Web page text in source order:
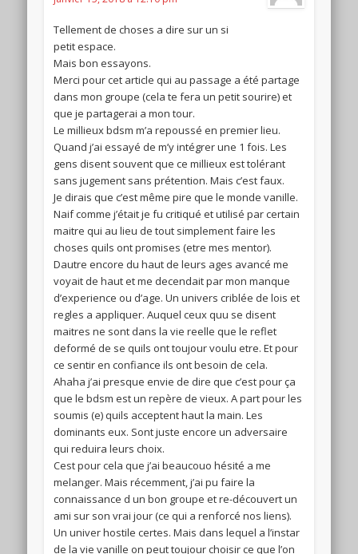
Tellement de choses a dire sur un si
petit espace.
Mais bon essayons.
Merci pour cet article qui au passage a été partage
dans mon groupe (cela te fera un petit sourire) et
que je partagerai a mon tour.
Le millieux bdsm m’a repoussé en premier lieu.
Quand j’ai essayé de m’y intégrer une 1 fois. Les
gens disent souvent que ce millieux est tolérant
sans jugement sans prétention. Mais c’est faux.
Je dirais que c’est même pire que le monde vanille.
Naif comme j’était je fu critiqué et utilisé par certain
maitre qui au lieu de tout simplement faire les
choses quils ont promises (etre mes mentor).
Dautre encore du haut de leurs ages avancé me
voyait de haut et me decendait par mon manque
d’experience ou d’age. Un univers criblée de lois et
regles a appliquer. Auquel ceux quu se disent
maitres ne sont dans la vie reelle que le reflet
deformé de se quils ont toujour voulu etre. Et pour
ce sentir en confiance ils ont besoin de cela.
Ahaha j’ai presque envie de dire que c’est pour ça
que le bdsm est un repère de vieux. A part pour les
soumis (e) quils acceptent haut la main. Les
dominants eux. Sont juste encore un adversaire
qui reduira leurs choix.
Cest pour cela que j’ai beaucouo hésité a me
melanger. Mais récemment, j’ai pu faire la
connaissance d un bon groupe et re-découvert un
ami sur son vrai jour (ce qui a renforcé nos liens).
Un univer hostile certes. Mais dans lequel a l’instar
de la vie vanille on peut toujour choisir ce que l’on